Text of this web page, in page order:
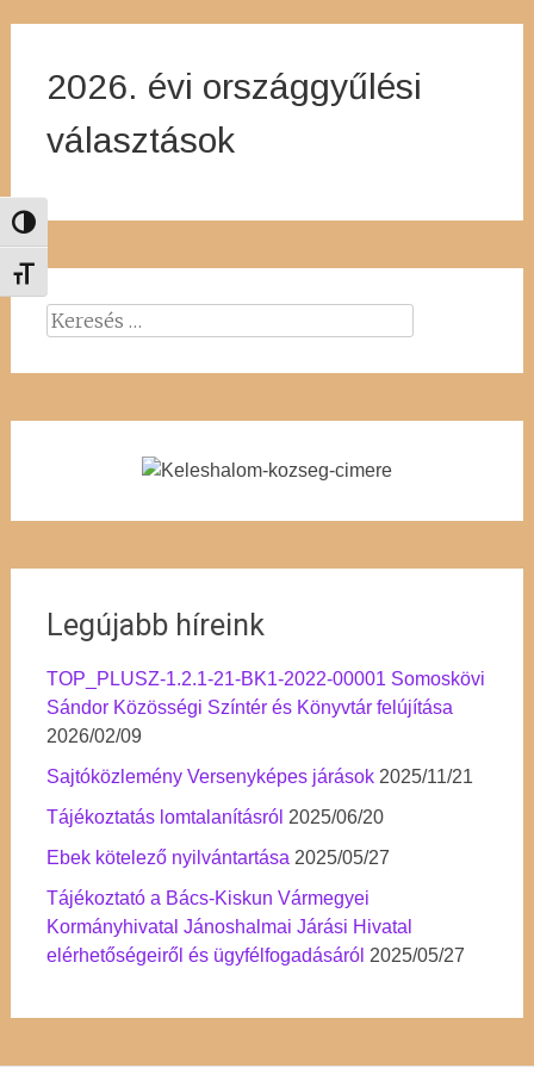
Nagy kontraszt váltása
Betűméret váltása
2026. évi országgyűlési
választások
Keresés:
Legújabb híreink
TOP_PLUSZ-1.2.1-21-BK1-2022-00001 Somoskövi
Sándor Közösségi Színtér és Könyvtár felújítása
2026/02/09
Sajtóközlemény Versenyképes járások 2025/11/21
Tájékoztatás lomtalanításról 2025/06/20
Ebek kötelező nyilvántartása 2025/05/27
Tájékoztató a Bács-Kiskun Vármegyei
Kormányhivatal Jánoshalmai Járási Hivatal
elérhetőségeiről és ügyfélfogadásáról 2025/05/27